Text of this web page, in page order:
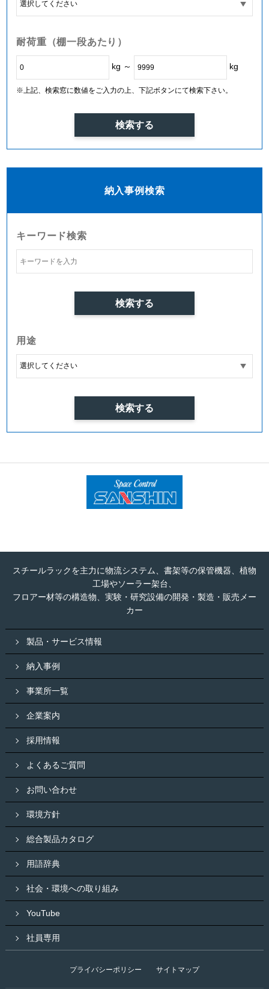
耐荷重（棚一段あたり）
kg ～ kg
※上記、検索窓に数値をご入力の上、下記ボタンにて検索下さい。
納入事例検索
キーワード検索
用途
スチールラックを主力に物流システム、書架等の保管機器、植物
工場やソーラー架台、
フロアー材等の構造物、実験・研究設備の開発・製造・販売メー
カー
製品・サービス情報
納入事例
事業所一覧
企業案内
採用情報
よくあるご質問
お問い合わせ
環境方針
総合製品カタログ
用語辞典
社会・環境への取り組み
YouTube
社員専用
プライバシーポリシー サイトマップ